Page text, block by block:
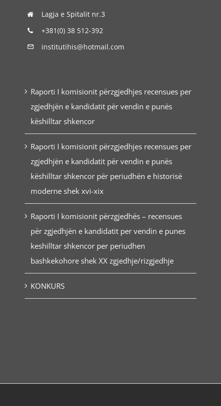
Lagja e Spitalit nr.3
+381(0) 38 512-392
institutihis@hotmail.com
Raporti I komisionit përzgjedhjes recensues per
zgjedhjën e kandidatit për vendin e punës
këshilltar shkencor
Raporti I komisionit përzgjedhjes recensues per
zgjedhjën e kandidatit për vendin e punës
këshilltar shkencor për periudhën e historisë
moderne shek xvi-xix
Raporti I komisionit përzgjedhës – recensues
për zgjedhjën e kandidatit per vendin e punes
keshilltar shkencor per periudhen
bashkekohore shek XX zgjedhje/rizgjedhje
KONKURS